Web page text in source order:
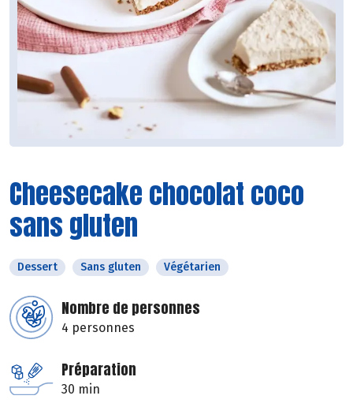
Cheesecake chocolat coco
sans gluten
Dessert Sans gluten Végétarien
Nombre de personnes
4 personnes
Préparation
30 min